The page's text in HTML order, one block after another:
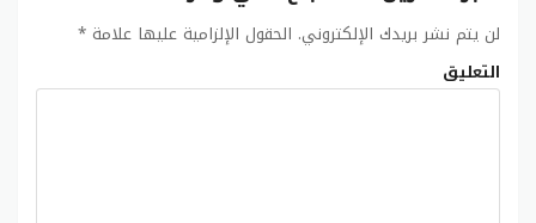
لن يتم نشر بريدك الإلكتروني. الحقول الإلزامية عليها علامة *
التعليق